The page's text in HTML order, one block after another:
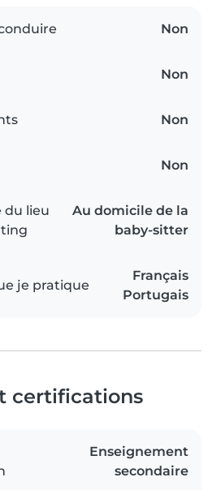
Non
Non
Non
Non
du lieu
Au domicile de la
baby-sitter
je pratique
Français
Portugais
certifications
Enseignement
secondaire